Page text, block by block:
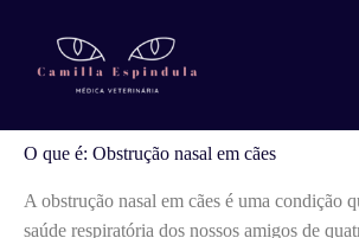
conteúdoO que é: Obstrução nasal
O que é: Obstrução nasal em cães
A obstrução nasal em cães é uma condição
saúde respiratória dos nossos amigos de